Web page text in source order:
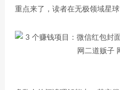
重点来了，读者在无极领域星